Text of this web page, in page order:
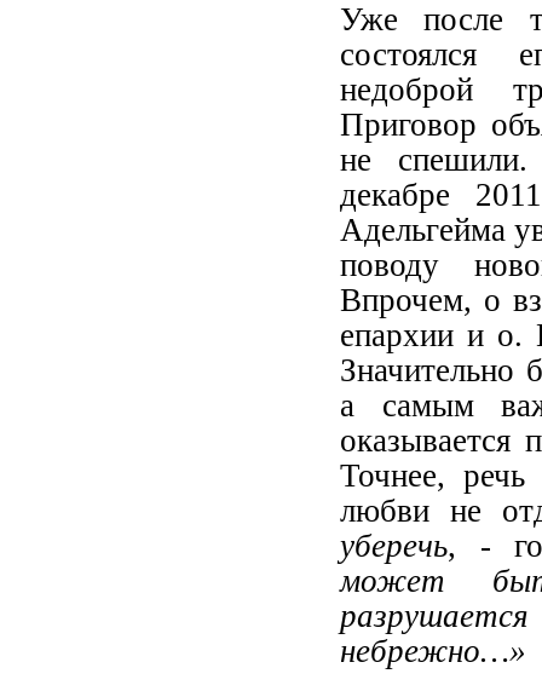
Уже после
состоялся
недоброй
Приговор
не
декабре
Адельгейма
поводу
Впрочем, о
епархии и о.
Значительно
а самым
оказывается
Точнее,
любви не
уберечь, -
может
небрежно…»